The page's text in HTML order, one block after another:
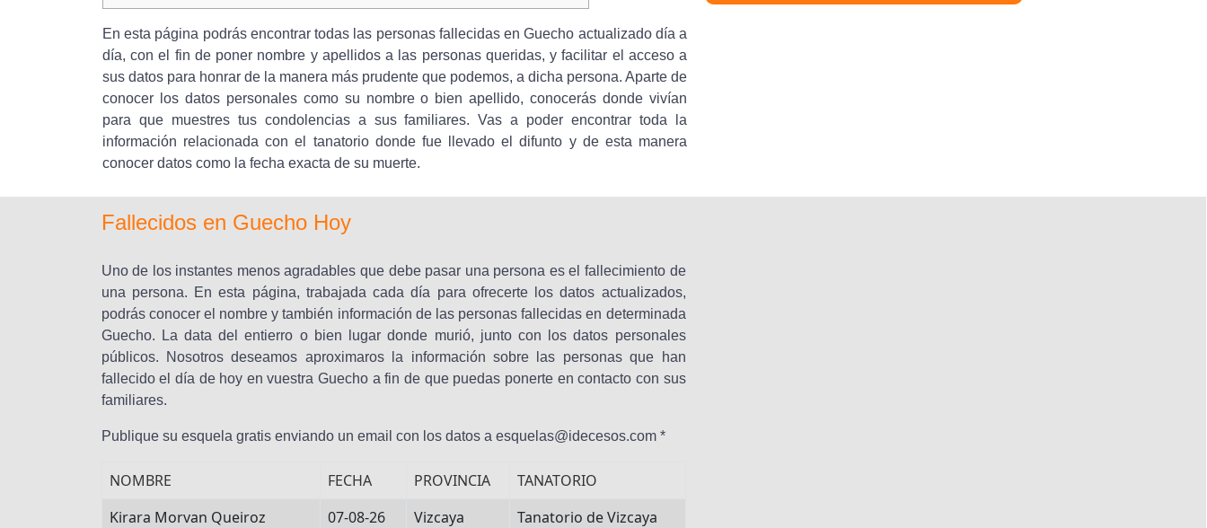
En esta página podrás encontrar todas las personas fallecidas en Guecho actualizado día a
día, con el fin de poner nombre y apellidos a las personas queridas, y facilitar el acceso a
sus datos para honrar de la manera más prudente que podemos, a dicha persona. Aparte de
conocer los datos personales como su nombre o bien apellido, conocerás donde vivían
para que muestres tus condolencias a sus familiares. Vas a poder encontrar toda la
información relacionada con el tanatorio donde fue llevado el difunto y de esta manera
conocer datos como la fecha exacta de su muerte.
Fallecidos en Guecho Hoy
Uno de los instantes menos agradables que debe pasar una persona es el fallecimiento de
una persona. En esta página, trabajada cada día para ofrecerte los datos actualizados,
podrás conocer el nombre y también información de las personas fallecidas en determinada
Guecho. La data del entierro o bien lugar donde murió, junto con los datos personales
públicos. Nosotros deseamos aproximaros la información sobre las personas que han
fallecido el día de hoy en vuestra Guecho a fin de que puedas ponerte en contacto con sus
familiares.
Publique su esquela gratis enviando un email con los datos a esquelas@idecesos.com *
NOMBRE FECHA PROVINCIA
TANATORIO
Kirara Morvan Queiroz
07-08-26 Vizcaya
Tanatorio de Vizcaya